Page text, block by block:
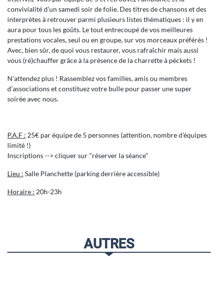
convivialité d’un samedi soir de folie. Des titres de chansons et des
interprètes à retrouver parmi plusieurs listes thématiques : il y en
aura pour tous les goûts. Le tout entrecoupé de vos meilleures
prestations vocales, seul ou en groupe, sur vos morceaux préférés !
Avec, bien sûr, de quoi vous restaurer, vous rafraîchir mais aussi
vous (ré)chauffer grâce à la présence de la charrette à péckets !
N’attendez plus ! Rassemblez vos familles, amis ou membres
d’associations et constituez votre bulle pour passer une super
soirée avec nous.
P.A.F : 25€ par équipe de 5 personnes (attention, nombre d’équipes
limité !)
Inscriptions --> cliquer sur "réserver la séance"
Lieu : Salle Planchette (parking derrière accessible)
Horaire : 20h-23h
AUTRES